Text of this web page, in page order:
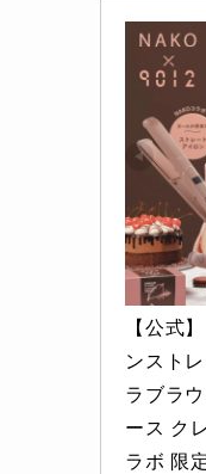
【公式
ンスト
ラブラ
ース ク
ラボ 限